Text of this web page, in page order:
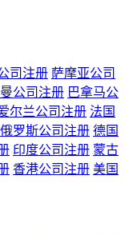
司注册 萨摩亚公司
公司注册 巴拿马公
尔兰公司注册 法国
俄罗斯公司注册 德国
印度公司注册 蒙古
香港公司注册 美国